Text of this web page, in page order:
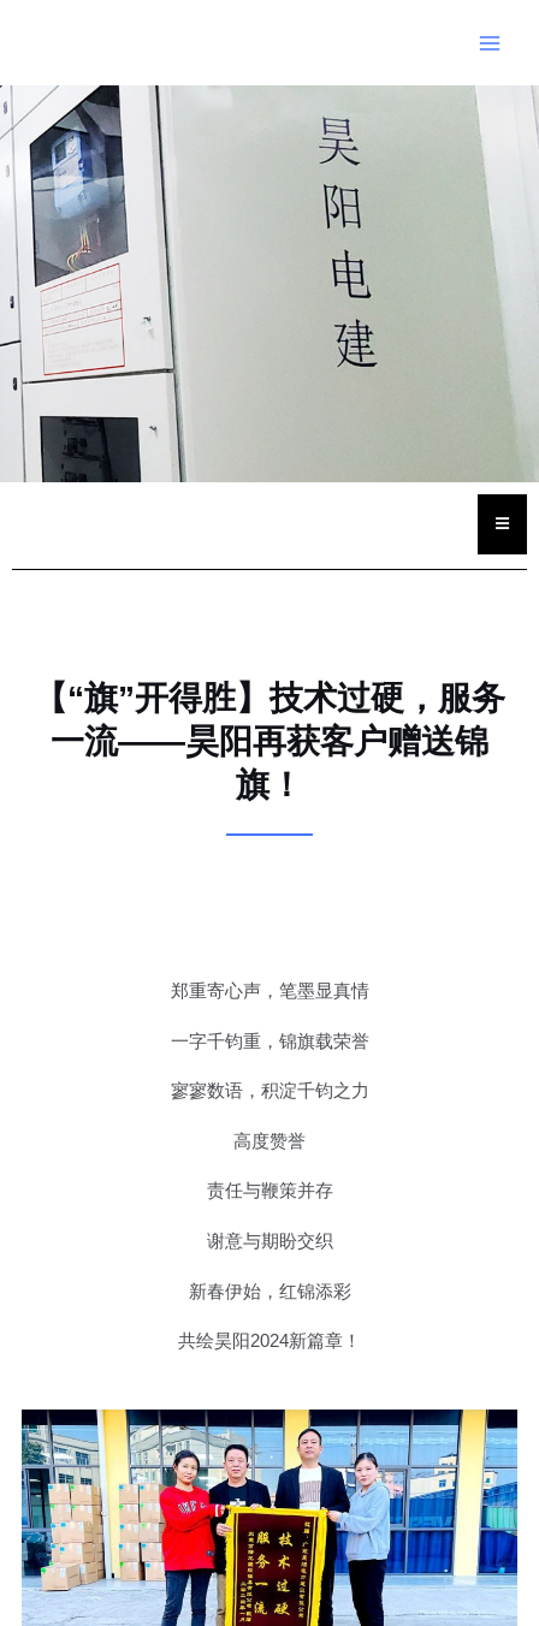
容
【“旗”开得胜】技术过硬，服务
一流——昊阳再获客户赠送锦
旗！
郑重寄心声，笔墨显真情
一字千钧重，锦旗载荣誉
寥寥数语，积淀千钧之力
高度赞誉
责任与鞭策并存
谢意与期盼交织
新春伊始，红锦添彩
共绘昊阳2024新篇章！
Post
navigation